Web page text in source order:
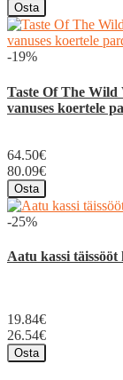
Osta
-19%
Taste Of The Wild
vanuses koertele
64.50€
80.09€
Osta
-25%
Aatu kassi täissööt
19.84€
26.54€
Osta